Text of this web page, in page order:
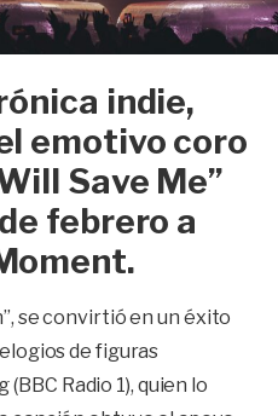
indie,
emotivo coro
Save Me”
febrero a
se convirtió en un éxito
de figuras
Radio 1), quien lo